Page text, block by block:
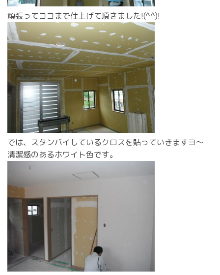
頑張ってココまで仕上げて頂きました!(^^)!
では、スタンバイしているクロスを貼っていきますヨ～
清潔感のあるホワイト色です。